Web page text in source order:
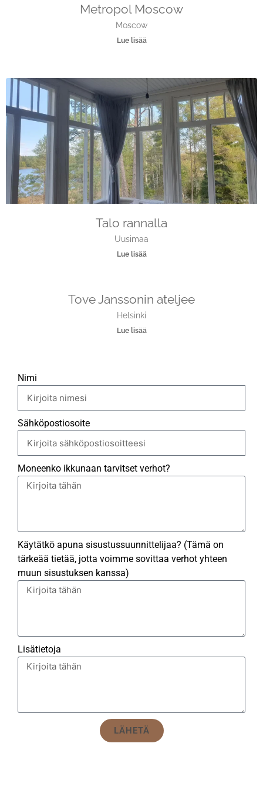
Metropol Moscow
Moscow
Lue lisää
Talo rannalla
Uusimaa
Lue lisää
Tove Janssonin ateljee
Helsinki
Lue lisää
Nimi
Sähköpostiosoite
Moneenko ikkunaan tarvitset verhot?
Käytätkö apuna sisustussuunnittelijaa? (Tämä on
tärkeää tietää, jotta voimme sovittaa verhot yhteen
muun sisustuksen kanssa)
Lisätietoja
LÄHETÄ